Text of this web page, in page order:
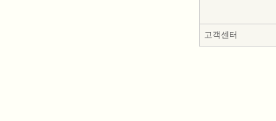
고객센터